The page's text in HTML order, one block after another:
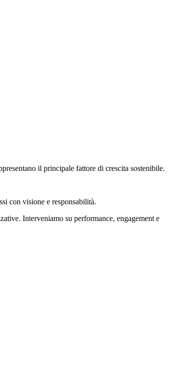
il principale fattore di crescita sostenibile.
con visione e responsabilità.
Interveniamo su performance, engagement e